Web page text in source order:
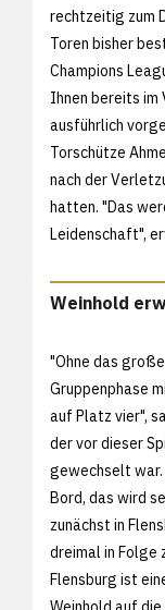
rechtzeitig zum
Toren bisher
Champions
Ihnen bereits im
ausführlich
Torschütze
nach der
hatten. "Das
Leidenschaft",
Weinhold
"Ohne das
Gruppenphase
auf Platz vier",
der vor dieser
gewechselt
Bord, das wird
zunächst in
dreimal in Folge
Flensburg ist